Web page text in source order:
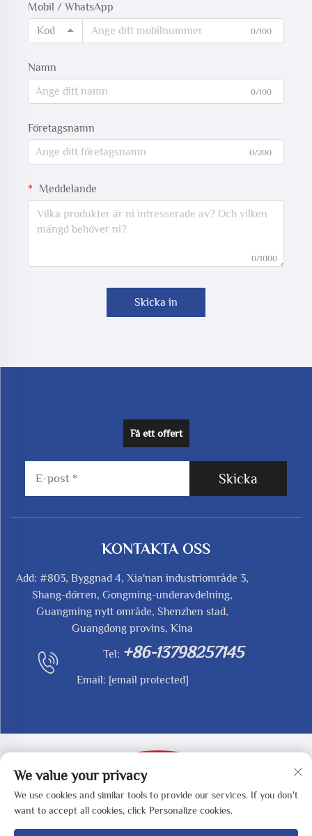
Mobil / WhatsApp
Kod
0/100
Namn
0/100
Företagsnamn
0/200
Meddelande
0/1000
Skicka in
Få ett offert
Skicka
KONTAKTA OSS
Add: #803, Byggnad 4, Xia'nan industriområde 3,
Shang-dörren, Gongming-underavdelning,
Guangming nytt område, Shenzhen stad,
Guangdong provins, Kina
Tel: +86-13798257145
Email: [email protected]
Upphovsrätt © 2025 av SHENZHEN REDY-MED
TECHNOLOGY CO.,LTD - Integritetspolicy
We value your privacy
We use cookies and similar tools to provide our services. If you don't
want to accept all cookies, click Personalize cookies.